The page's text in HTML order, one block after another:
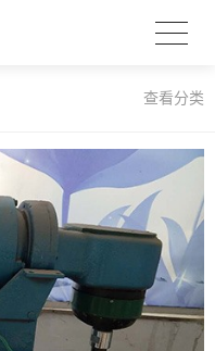
查看分类